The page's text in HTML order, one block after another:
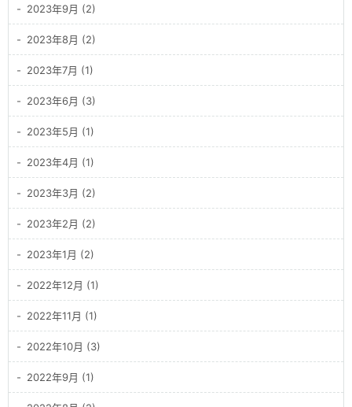
2023年9月 (2)
2023年8月 (2)
2023年7月 (1)
2023年6月 (3)
2023年5月 (1)
2023年4月 (1)
2023年3月 (2)
2023年2月 (2)
2023年1月 (2)
2022年12月 (1)
2022年11月 (1)
2022年10月 (3)
2022年9月 (1)